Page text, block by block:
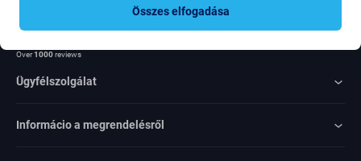
Over1000reviews
Ügyfélszolgálat
Informácio a megrendelésről
Összes elfogadása